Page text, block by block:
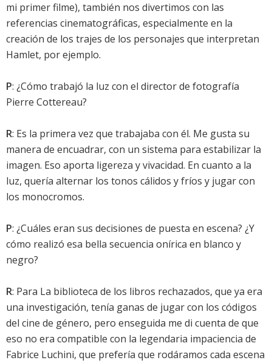
mi primer filme), también nos divertimos con las
referencias cinematográficas, especialmente en la
creación de los trajes de los personajes que interpretan
Hamlet, por ejemplo.
P: ¿Cómo trabajó la luz con el director de fotografía
Pierre Cottereau?
R: Es la primera vez que trabajaba con él. Me gusta su
manera de encuadrar, con un sistema para estabilizar la
imagen. Eso aporta ligereza y vivacidad. En cuanto a la
luz, quería alternar los tonos cálidos y fríos y jugar con
los monocromos.
P: ¿Cuáles eran sus decisiones de puesta en escena? ¿Y
cómo realizó esa bella secuencia onírica en blanco y
negro?
R: Para La biblioteca de los libros rechazados, que ya era
una investigación, tenía ganas de jugar con los códigos
del cine de género, pero enseguida me di cuenta de que
eso no era compatible con la legendaria impaciencia de
Fabrice Luchini, que prefería que rodáramos cada escena